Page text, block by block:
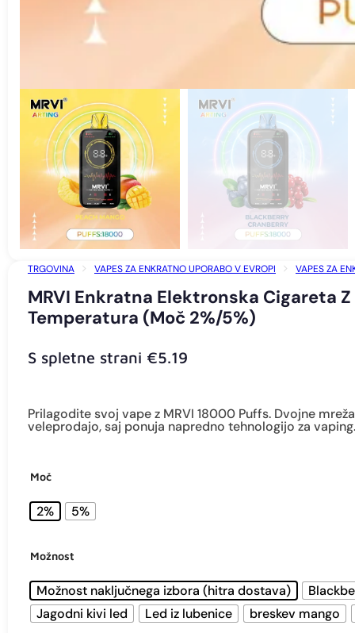
TRGOVINA VAPES ZA ENKRATNO UPORABO V EVROPI
VAPES ZA
MRVI Enkratna Elektronska Cigareta
Temperatura (moč 2%/5%)
S spletne strani €5.19
Prilagodite svoj vape z MRVI 18000 Puffs. Dvojne
veleprodajo, saj ponuja napredno tehnologijo za vaping.
Moč
2% 5%
Možnost
Možnost naključnega izbora (hitra dostava)
Jagodni kivi led
Led iz lubenice breskev mango